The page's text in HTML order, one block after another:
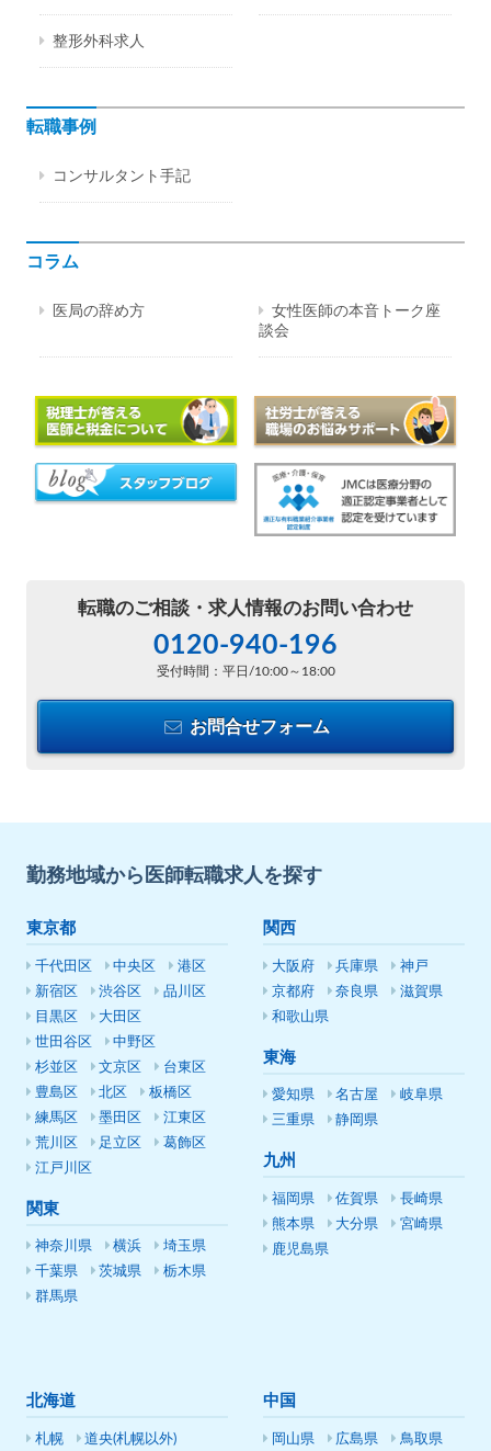
整形外科求人
転職事例
コンサルタント手記
コラム
医局の辞め方
女性医師の本音トーク座
談会
転職のご相談・ 求人情報のお問い合わせ
0120-940-196
受付時間：平日/10:00～18:00
お問合せフォーム
勤務地域から医師転職求人を探す
東京都
千代田区 中央区
港区
新宿区
渋谷区
品川区
目黒区
大田区
世田谷区
中野区
杉並区
文京区
台東区
豊島区
北区
板橋区
練馬区
墨田区
江東区
荒川区
足立区
葛飾区
江戸川区
関東
神奈川県 横浜
埼玉県
千葉県
茨城県
栃木県
群馬県
関西
大阪府 兵庫県
神戸
京都府
奈良県
滋賀県
和歌山県
東海
愛知県 名古屋
岐阜県
三重県
静岡県
九州
福岡県 佐賀県
長崎県
熊本県
大分県
宮崎県
鹿児島県
北海道
札幌
道央(札幌以外)
中国
岡山県 広島県
鳥取県